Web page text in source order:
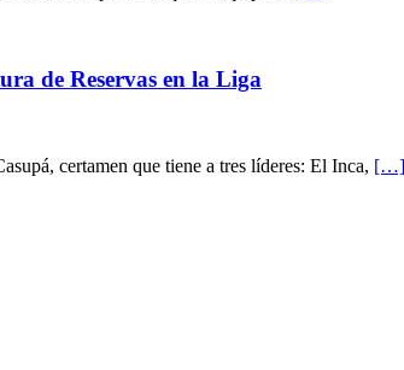
de Reservas en la Liga
certamen que tiene a tres líderes: El Inca, […]